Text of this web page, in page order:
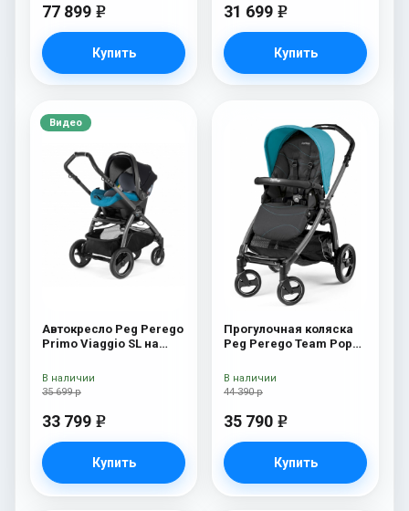
77 899 e
Купить
31 699 e
Купить
Видео
Автокресло Peg Perego
Primo Viaggio SL на
White/Black) Oceano
35 699 р
33 799 e
Купить
В наличии
Прогулочная коляска
Peg Perego Team Pop
Scuba
44 390 р
35 790 e
Купить
В наличии